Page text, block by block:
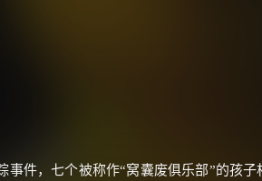
事件，七个被称作“窝囊废俱乐部”的孩